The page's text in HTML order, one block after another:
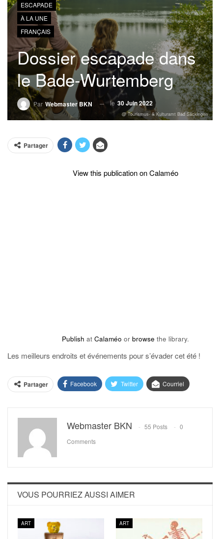
ESCAPADE
À LA UNE
FRANÇAIS
Dossier escapade dans
le Bade-Wurtemberg
Par Webmaster BKN le 30 Juin 2022
@ Tourismus- & Kulturamt Bad Säckingen
Partager
View this publication on Calaméo
Publish at Calaméo or browse the library.
Les meilleurs endroits et événements pour s’évader cet été !
Partager Facebook Twitter Courriel
Webmaster BKN 55 Posts
0
Comments
VOUS POURRIEZ AUSSI AIMER
ART ART